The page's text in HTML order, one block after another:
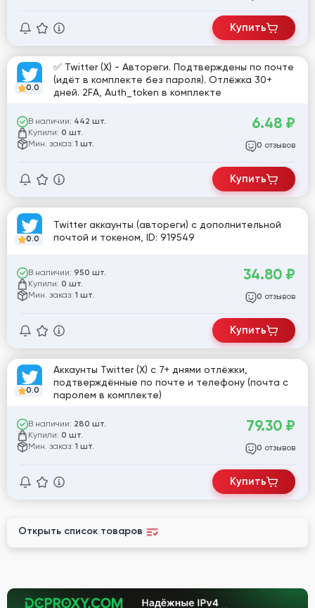
Купить
0.0
✅ Twitter (X) - Автореги. Подтверждены по почте
(идёт в комплекте без пароля). Отлёжка 30+
дней. 2FA, Auth_token в комплекте
В наличии: 442 шт.
Купили: 0 шт.
Мин. заказ: 1 шт.
6.48 ₽
0 отзывов
Купить
0.0
Twitter аккаунты (автореги) с дополнительной
почтой и токеном, ID: 919549
В наличии: 950 шт.
Купили: 0 шт.
Мин. заказ: 1 шт.
34.80 ₽
0 отзывов
Купить
0.0
Аккаунты Twitter (X) с 7+ днями отлёжки,
подтверждённые по почте и телефону (почта с
паролем в комплекте)
В наличии: 280 шт.
Купили: 0 шт.
Мин. заказ: 1 шт.
79.30 ₽
0 отзывов
Купить
Открыть список товаров